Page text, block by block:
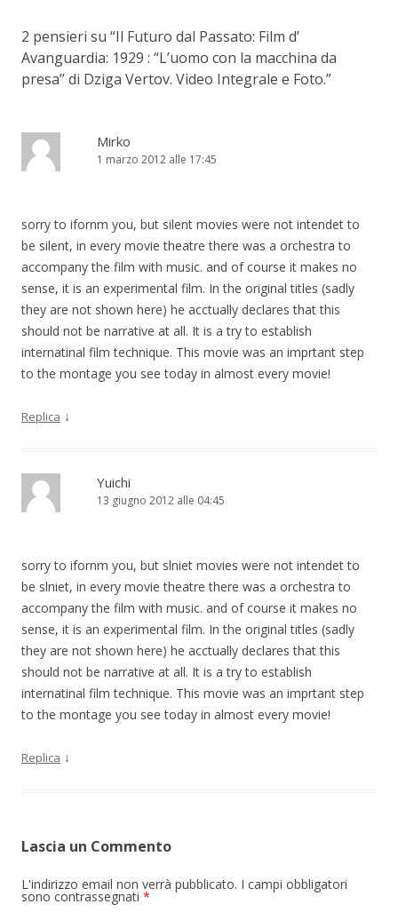
2 pensieri su “Il Futuro dal Passato: Film d’
Avanguardia: 1929 : “L’uomo con la macchina da
presa” di Dziga Vertov. Video Integrale e Foto.”
Mirko
1 marzo 2012 alle 17:45
sorry to ifornm you, but silent movies were not intendet to
be silent, in every movie theatre there was a orchestra to
accompany the film with music. and of course it makes no
sense, it is an experimental film. In the original titles (sadly
they are not shown here) he acctually declares that this
should not be narrative at all. It is a try to establish
internatinal film technique. This movie was an imprtant step
to the montage you see today in almost every movie!
Replica ↓
Yuichi
13 giugno 2012 alle 04:45
sorry to ifornm you, but slniet movies were not intendet to
be slniet, in every movie theatre there was a orchestra to
accompany the film with music. and of course it makes no
sense, it is an experimental film. In the original titles (sadly
they are not shown here) he acctually declares that this
should not be narrative at all. It is a try to establish
internatinal film technique. This movie was an imprtant step
to the montage you see today in almost every movie!
Replica ↓
Lascia un Commento
L'indirizzo email non verrà pubblicato. I campi obbligatori
sono contrassegnati *